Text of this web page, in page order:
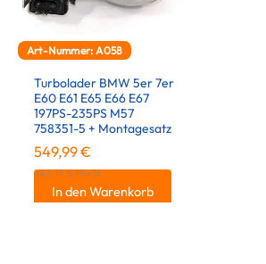
Art-Nummer: A058
Turbolader BMW 5er 7er
E60 E61 E65 E66 E67
197PS-235PS M57
758351-5 + Montagesatz
549,99€
inkl. 19 % MwSt.
In den Warenkorb